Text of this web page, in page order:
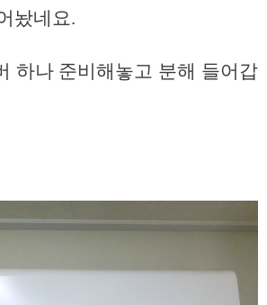
놨네요.
하나 준비해놓고 분해 들어갑